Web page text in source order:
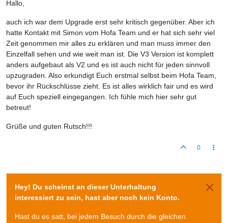
Hallo,
auch ich war dem Upgrade erst sehr kritisch gegenüber. Aber ich
hatte Kontakt mit Simon vom Hofa Team und er hat sich sehr viel
Zeit genommen mir alles zu erklären und man muss immer den
Einzelfall sehen und wie weit man ist. Die V3 Version ist komplett
anders aufgebaut als V2 und es ist auch nicht für jeden sinnvoll
upzugraden. Also erkundigt Euch erstmal selbst beim Hofa Team,
bevor ihr Rückschlüsse zieht. Es ist alles wirklich fair und es wird
auf Euch speziell eingegangen. Ich fühle mich hier sehr gut
betreut!
Grüße und guten Rutsch!!!
0
Hey! Du scheinst an dieser Unterhaltung
interessiert zu sein, hast aber noch kein Konto.
Hast du es satt, bei jedem Besuch durch die gleichen